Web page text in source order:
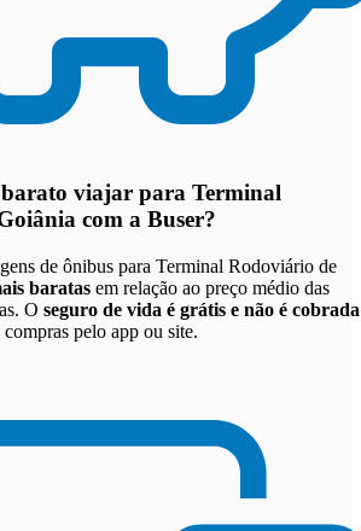
barato viajar para Terminal
com a Buser?
de ônibus para Terminal Rodoviário de
baratas em relação ao preço médio das
O seguro de vida é grátis e não é cobrada
compras pelo app ou site.